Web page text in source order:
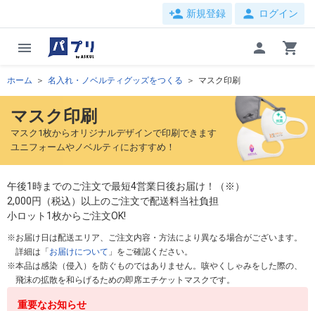
person_add 新規登録 person ログイン
menu person shopping_cart
ホーム 名入れ・ノベルティグッズをつくる マスク印刷
マスク印刷
マスク1枚からオリジナルデザインで印刷できます
ユニフォームやノベルティにおすすめ！
午後1時までのご注文で最短4営業日後お届け！（※）
2,000円（税込）以上のご注文で配送料当社負担
小ロット1枚からご注文OK!
お届け日は配送エリア、ご注文内容・方法により異なる場合がございます。
詳細は「 お届けについて 」をご確認ください。
本品は感染（侵入）を防ぐものではありません。咳やくしゃみをした際の、
飛沫の拡散を和らげるための即席エチケットマスクです。
重要なお知らせ